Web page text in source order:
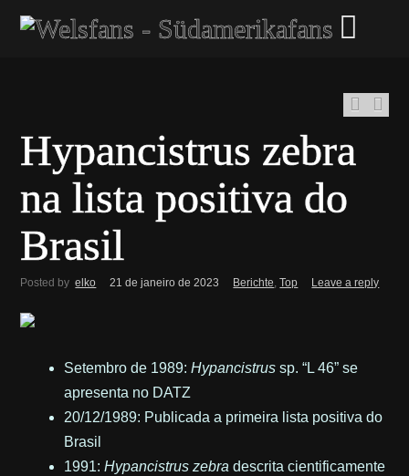
Hypancistrus zebra
na lista positiva do
Brasil
Posted by elko 21 de janeiro de 2023 Berichte,Top Leave a reply
Setembro de 1989:Hypancistrus sp. “L 46” se
apresenta no DATZ
20/12/1989: Publicada a primeira lista positiva do
Brasil
1991:Hypancistrus zebra descrita cientificamente